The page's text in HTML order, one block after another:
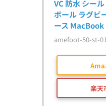
VC 防水 シー
ボール ラグビ
ース
amefoot-50-st-
楽天